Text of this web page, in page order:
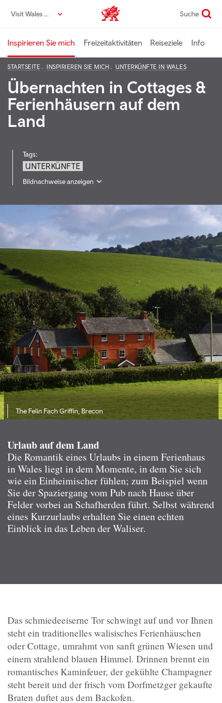
zumVisit Wales DE VisitWales home Suche
Inspirieren Sie mich Freizeitaktivitäten Reiseziele Info
STARTSEITE INSPIRIEREN SIE MICH UNTERKÜNFTE IN WALES
Übernachten in Cottages &
Ferienhäusern auf dem
Land
Tags:
UNTERKÜNFTE
Bildnachweise anzeigen
The Felin Fach Griffin, Brecon
Urlaub auf dem Land
Die Romantik eines Urlaubs in einem Ferienhaus
in Wales liegt in dem Momente, in dem Sie sich
wie ein Einheimischer fühlen; zum Beispiel wenn
Sie der Spaziergang vom Pub nach Hause über
Felder vorbei an Schafherden führt. Selbst während
eines Kurzurlaubs erhalten Sie einen echten
Einblick in das Leben der Waliser.
Das schmiedeeiserne Tor schwingt auf und vor Ihnen
steht ein traditionelles walisisches Ferienhäuschen
oder Cottage, umrahmt von sanft grünen Wiesen und
einem strahlend blauen Himmel. Drinnen brennt ein
romantisches Kaminfeuer, der gekühlte Champagner
steht bereit und der frisch vom Dorfmetzger gekaufte
Braten duftet aus dem Backofen.